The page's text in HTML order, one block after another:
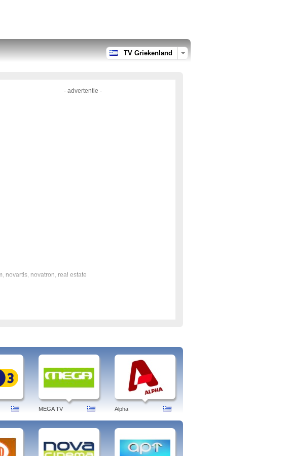
TV Griekenland
- advertentie -
novartis, novatron, real estate
MEGA TV Alpha